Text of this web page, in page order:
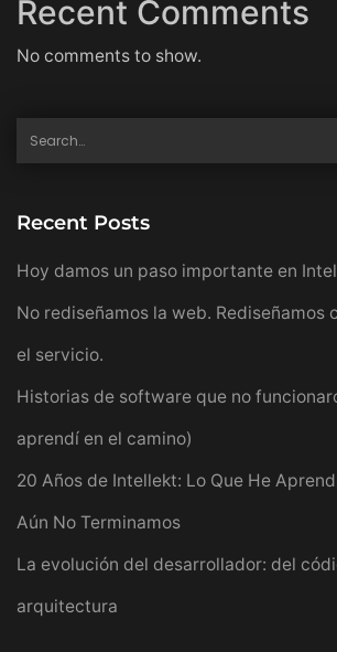
Recent Comments
No comments to show.
Recent Posts
Hoy damos un paso importante en
No rediseñamos la web. Rediseñamos
el servicio.
Historias de software que no
aprendí en el camino)
20 Años de Intellekt: Lo Que He
Aún No Terminamos
La evolución del desarrollador: del
arquitectura